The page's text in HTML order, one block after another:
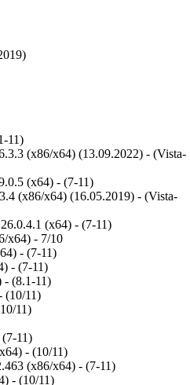
11)
(x86/x64) (13.09.2022) - (Vista-
(x64) - (7-11)
(x86/x64) (16.05.2019) - (Vista-
(x64) - (7-11)
x64) - 7/10
- (7-11)
- (7-11)
- (8.1-11)
(10/11)
11)
11)
- (10/11)
(x86/x64) - (7-11)
- (10/11)